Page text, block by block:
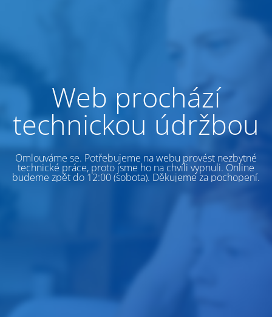
Web prochází
technickou údržbou
Omlouváme se. Potřebujeme na webu provést nezbytné
technické práce, proto jsme ho na chvíli vypnuli. Online
budeme zpět do 12:00 (sobota). Děkujeme za pochopení.